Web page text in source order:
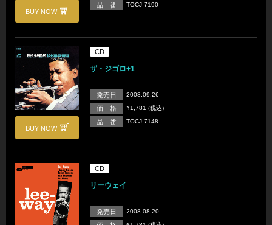
BUY NOW
品 番 TOCJ-7190
BUY NOW
CD
ザ・ジゴロ+1
発売日 2008.09.26
価 格 ¥1,781 (税込)
品 番 TOCJ-7148
CD
リーウェイ
発売日 2008.08.20